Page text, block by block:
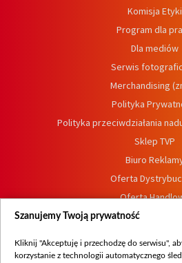
Komisja Etyki
Program dla
Dla mediów
Serwis
Merchandising
Polityka
Polityka przeciwdziałania
Sklep TVP
Biuro
Oferta
Oferta
Dostępność
Procedura zgłoszeń
Szanujemy Twoją prywatność
Kliknij "Akceptuję i przechodzę do serwisu",
korzystanie z technologii automatycznego